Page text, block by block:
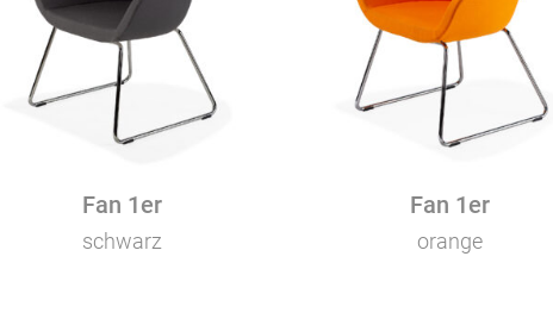
Fan 1er
schwarz
Fan 1er
orange